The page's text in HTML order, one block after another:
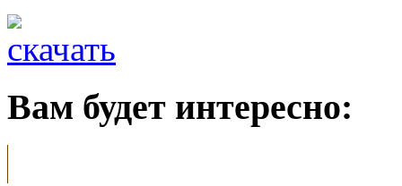
Вам будет интересно: